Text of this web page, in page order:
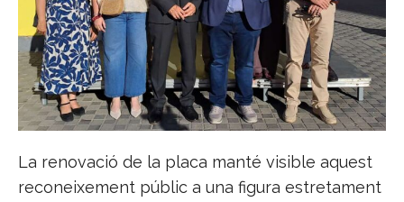
La renovació de la placa manté visible aquest
reconeixement públic a una figura estretament